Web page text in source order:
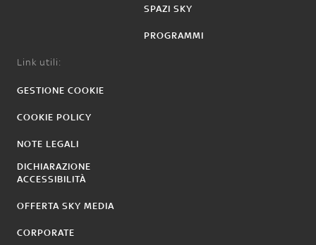
SPAZI SKY
PROGRAMMI
Link utili:
GESTIONE COOKIE
COOKIE POLICY
NOTE LEGALI
DICHIARAZIONE
ACCESSIBILITÀ
OFFERTA SKY MEDIA
CORPORATE